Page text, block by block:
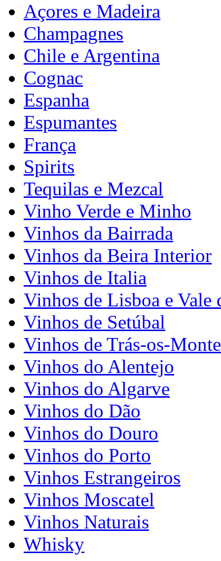
Açores e Madeira
Champagnes
Chile e Argentina
Cognac
Espanha
Espumantes
França
Spirits
Tequilas e Mezcal
Vinho Verde e Minho
Vinhos da Bairrada
Vinhos da Beira Interior
Vinhos de Italia
Vinhos de Lisboa e Vale
Vinhos de Setúbal
Vinhos de Trás-os-
Vinhos do Alentejo
Vinhos do Algarve
Vinhos do Dão
Vinhos do Douro
Vinhos do Porto
Vinhos Estrangeiros
Vinhos Moscatel
Vinhos Naturais
Whisky